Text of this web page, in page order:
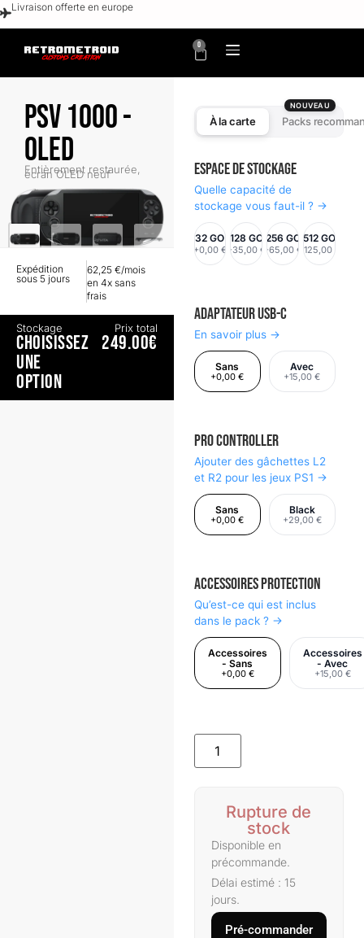
Livraison offerte en europe
0
PSV 1000 -
OLED
Entièrement restaurée,
écran OLED neuf
Expédition
sous 5 jours
62,25 €/mois
en 4x sans
frais
Stockage
CHOISISSEZ
UNE
OPTION
Prix total
249.00€
À la carte Packs
NOUVEAU
Espace de stockage
Quelle capacité de
stockage vous faut-il ? →
32 GO
+0,00 €
128 GO
+35,00 €
256 GO
+65,00 €
512 GO
+125,00 €
Adaptateur USB-C
En savoir plus →
Sans
+0,00 €
Avec
+15,00 €
Pro Controller
Ajouter des gâchettes L2
et R2 pour les jeux PS1 →
Sans
+0,00 €
Black
+29,00 €
Accessoires Protection
Qu’est-ce qui est inclus
dans le pack ? →
Accessoires
- Sans
+0,00 €
Accessoires
- Avec
+15,00 €
Rupture de
stock
Disponible en
précommande.
Délai estimé : 15
jours.
Pré-commander